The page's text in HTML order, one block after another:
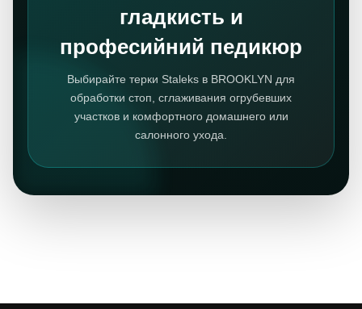
гладкисть и
професийний педикюр
Выбирайте терки Staleks в BROOKLYN для
обработки стоп, сглаживания огрубевших
участков и комфортного домашнего или
салонного ухода.